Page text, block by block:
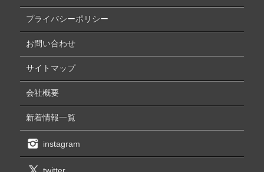
プライバシーポリシー
お問い合わせ
サイトマップ
会社概要
新着情報一覧
instagram